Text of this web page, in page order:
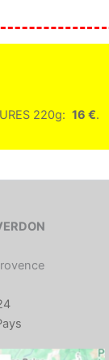
220g: 16 €.